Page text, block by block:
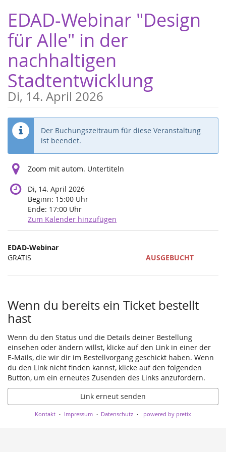
Haupt-
Inhalt
springen
EDAD-Webinar "Design
für Alle" in der
nachhaltigen
Stadtentwicklung
Di, 14. April 2026
Der Buchungszeitraum für diese Veranstaltung
ist beendet.
Zoom mit autom. Untertiteln
Di, 14. April 2026
Beginn: 15:00 Uhr
Ende: 17:00 Uhr
Zum Kalender hinzufügen
Produkte
Unkategorisierte
Produkte
EDAD-Webinar
GRATIS
AUSGEBUCHT
Wenn du bereits ein Ticket bestellt
hast
Wenn du den Status und die Details deiner Bestellung
einsehen oder ändern willst, klicke auf den Link in einer der
E-Mails, die wir dir im Bestellvorgang geschickt haben. Wenn
du den Link nicht finden kannst, klicke auf den folgenden
Button, um ein erneutes Zusenden des Links anzufordern.
Link erneut senden
Kontakt Impressum Datenschutz powered by pretix